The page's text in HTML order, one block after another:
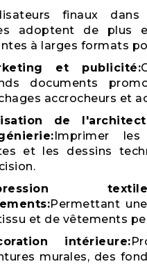
finaux
adoptent de plus
à larges formats
et publicité:
documents
accrocheurs et
de
Imprimer
et les dessins
Permettant
et de vêtements
intérieure:
murales, des